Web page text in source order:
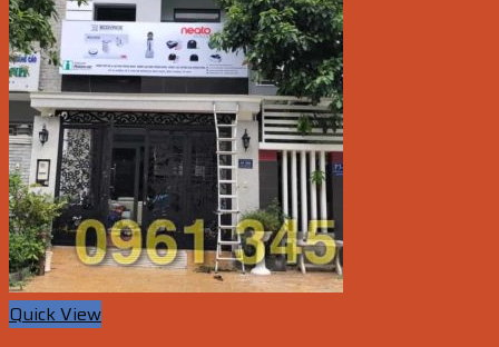
Quick View